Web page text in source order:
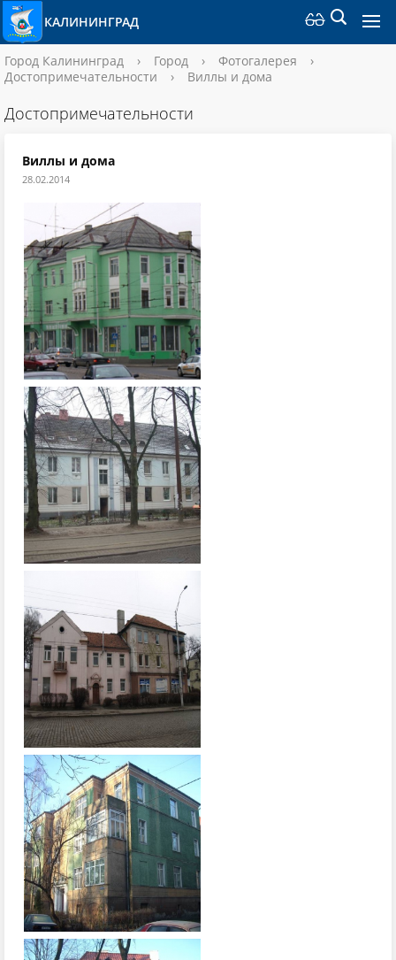
КАЛИНИНГРАД
Город Калининград › Город › Фотогалерея
›
Достопримечательности
› Виллы и дома
Достопримечательности
Виллы и дома
28.02.2014